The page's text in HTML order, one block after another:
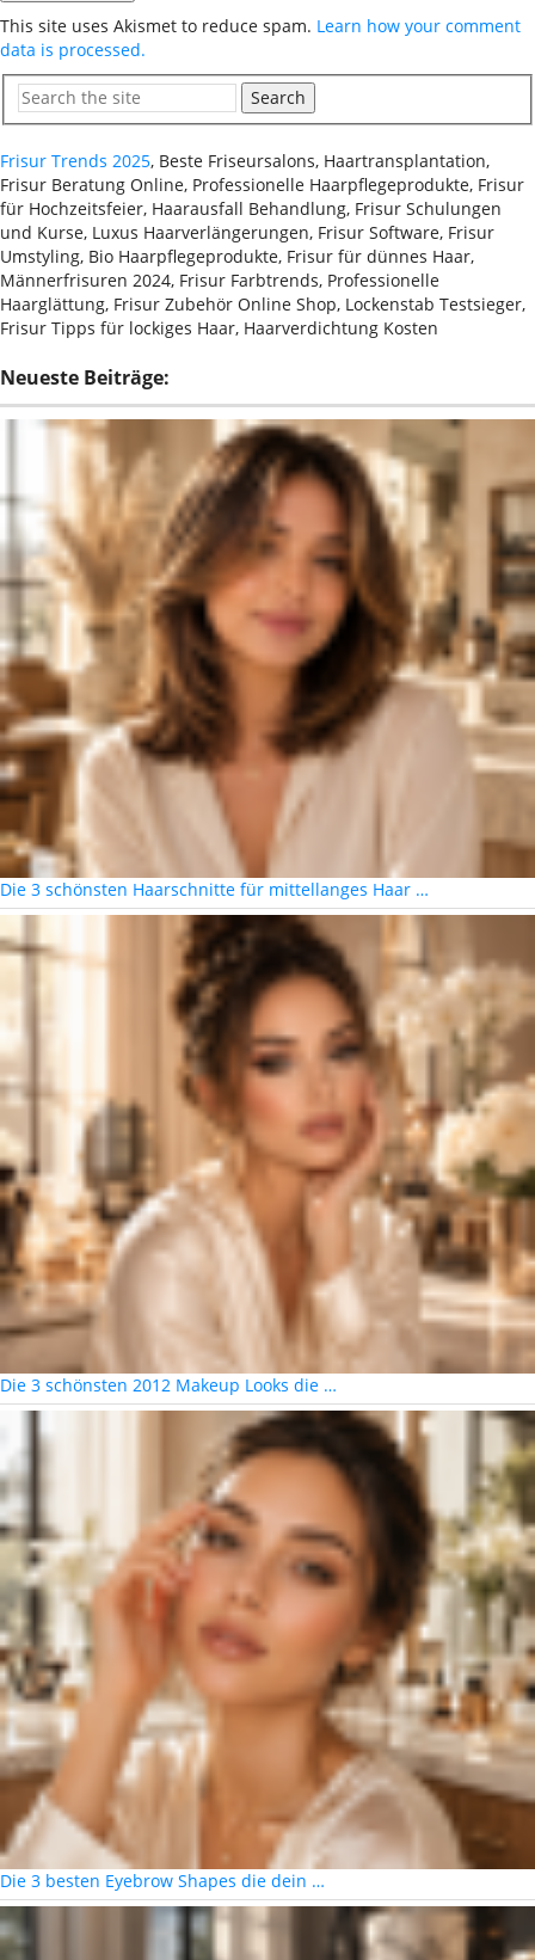
This site uses Akismet to reduce spam. Learn how your comment
data is processed.
Search
Frisur Trends 2025, Beste Friseursalons, Haartransplantation,
Frisur Beratung Online, Professionelle Haarpflegeprodukte, Frisur
für Hochzeitsfeier, Haarausfall Behandlung, Frisur Schulungen
und Kurse, Luxus Haarverlängerungen, Frisur Software, Frisur
Umstyling, Bio Haarpflegeprodukte, Frisur für dünnes Haar,
Männerfrisuren 2024, Frisur Farbtrends, Professionelle
Haarglättung, Frisur Zubehör Online Shop, Lockenstab Testsieger,
Frisur Tipps für lockiges Haar, Haarverdichtung Kosten
Neueste Beiträge:
Die 3 schönsten Haarschnitte für mittellanges Haar …
Die 3 schönsten 2012 Makeup Looks die …
Die 3 besten Eyebrow Shapes die dein …